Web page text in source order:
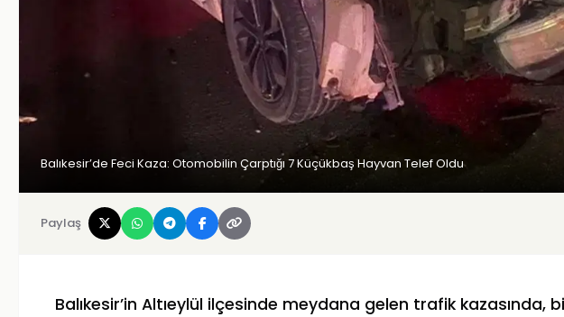
Balıkesir’de Feci Kaza: Otomobilin Çarptığı 7 Küçükbaş Hayvan Telef Oldu
Paylaş
Balıkesir’in Altıeylül ilçesinde meydana gelen trafik